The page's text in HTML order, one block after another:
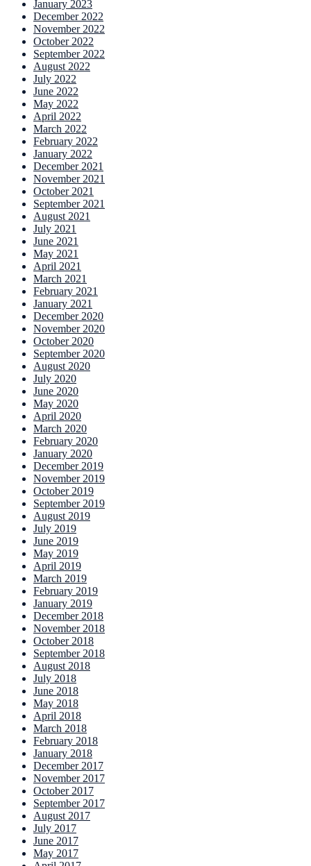
January 2023
December 2022
November 2022
October 2022
September 2022
August 2022
July 2022
June 2022
May 2022
April 2022
March 2022
February 2022
January 2022
December 2021
November 2021
October 2021
September 2021
August 2021
July 2021
June 2021
May 2021
April 2021
March 2021
February 2021
January 2021
December 2020
November 2020
October 2020
September 2020
August 2020
July 2020
June 2020
May 2020
April 2020
March 2020
February 2020
January 2020
December 2019
November 2019
October 2019
September 2019
August 2019
July 2019
June 2019
May 2019
April 2019
March 2019
February 2019
January 2019
December 2018
November 2018
October 2018
September 2018
August 2018
July 2018
June 2018
May 2018
April 2018
March 2018
February 2018
January 2018
December 2017
November 2017
October 2017
September 2017
August 2017
July 2017
June 2017
May 2017